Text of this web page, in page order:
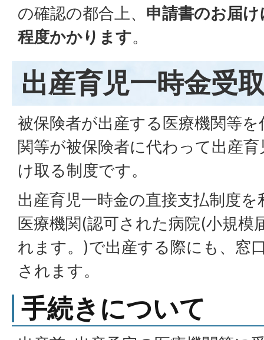
の確認の都合上、 申請書のお届
程度かかります。
出産育児一時金受
被保険者が出産する医療機関等
関等が被保険者に代わって出産
け取る制度です。
出産育児一時金の直接支払制度
医療機関(認可された病院(小規模
れます。)で出産する際にも、窓
されます。
手続きについて